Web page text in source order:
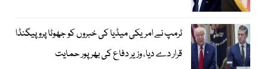
ٹرمپ نے امریکی میڈیا کی خبروں کو جھوٹا پروپیگنڈا
قرار دے دیا، وزیر دفاع کی بھرپور حمایت